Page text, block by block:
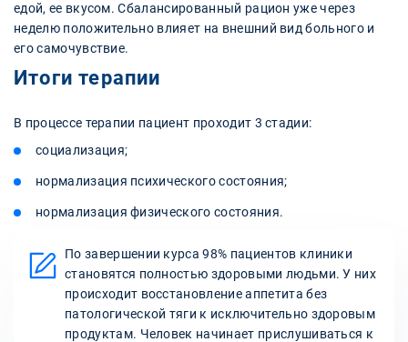
едой, ее вкусом. Сбалансированный рацион уже через
неделю положительно влияет на внешний вид больного и
его самочувствие.
Итоги терапии
В процессе терапии пациент проходит 3 стадии:
социализация;
нормализация психического состояния;
нормализация физического состояния.
По завершении курса 98% пациентов клиники
становятся полностью здоровыми людьми. У них
происходит восстановление аппетита без
патологической тяги к исключительно здоровым
продуктам. Человек начинает прислушиваться к